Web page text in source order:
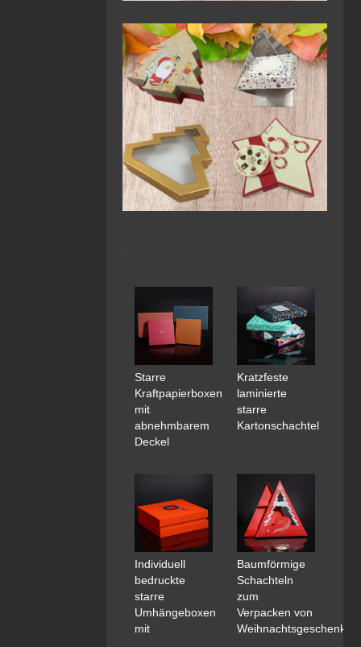
Starre
Kraftpapierboxen
mit
abnehmbarem
Deckel
Kratzfeste
laminierte
starre
Kartonschachtel
Individuell
bedruckte
starre
Umhängeboxen
mit
Baumförmige
Schachteln
zum
Verpacken von
Weihnachtsgeschenken